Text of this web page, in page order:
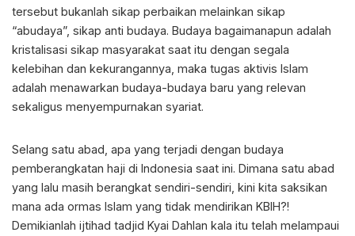
tersebut bukanlah sikap perbaikan melainkan sikap
“abudaya”, sikap anti budaya. Budaya bagaimanapun adalah
kristalisasi sikap masyarakat saat itu dengan segala
kelebihan dan kekurangannya, maka tugas aktivis Islam
adalah menawarkan budaya-budaya baru yang relevan
sekaligus menyempurnakan syariat.
Selang satu abad, apa yang terjadi dengan budaya
pemberangkatan haji di Indonesia saat ini. Dimana satu abad
yang lalu masih berangkat sendiri-sendiri, kini kita saksikan
mana ada ormas Islam yang tidak mendirikan KBIH?!
Demikianlah ijtihad tadjid Kyai Dahlan kala itu telah melampaui